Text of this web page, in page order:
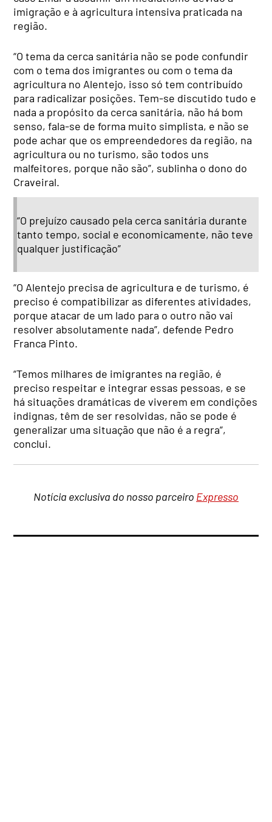
imigração e à agricultura intensiva praticada na
região.
“O tema da cerca sanitária não se pode confundir
com o tema dos imigrantes ou com o tema da
agricultura no Alentejo, isso só tem contribuído
para radicalizar posições. Tem-se discutido tudo e
nada a propósito da cerca sanitária, não há bom
senso, fala-se de forma muito simplista, e não se
pode achar que os empreendedores da região, na
agricultura ou no turismo, são todos uns
malfeitores, porque não são”, sublinha o dono do
Craveiral.
“O prejuízo causado pela cerca sanitária durante
tanto tempo, social e economicamente, não teve
qualquer justificação”
“O Alentejo precisa de agricultura e de turismo, é
preciso é compatibilizar as diferentes atividades,
porque atacar de um lado para o outro não vai
resolver absolutamente nada”, defende Pedro
Franca Pinto.
“Temos milhares de imigrantes na região, é
preciso respeitar e integrar essas pessoas, e se
há situações dramáticas de viverem em condições
indignas, têm de ser resolvidas, não se pode é
generalizar uma situação que não é a regra”,
conclui.
Notícia exclusiva do nosso parceiro Expresso